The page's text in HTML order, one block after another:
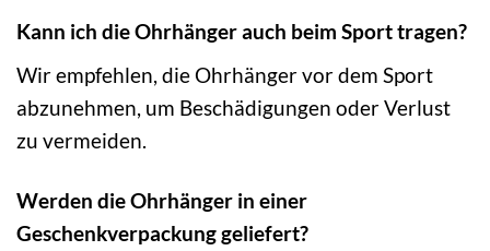
Kann ich die Ohrhänger auch beim Sport tragen?
Wir empfehlen, die Ohrhänger vor dem Sport
abzunehmen, um Beschädigungen oder Verlust
zu vermeiden.
Werden die Ohrhänger in einer
Geschenkverpackung geliefert?